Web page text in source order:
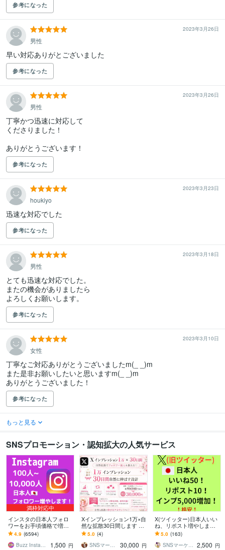
参考になった
2023年3月26日
男性
早い対応ありがとございました
参考になった
2023年3月26日
男性
丁寧かつ迅速に対応して
くださりました！
ありがとうございます！
参考になった
2023年3月23日
houkiyo
迅速な対応でした
参考になった
2023年3月18日
男性
とても迅速な対応でした。
またの機会がありましたら
よろしくお願いします。
参考になった
2023年3月10日
女性
丁寧なご対応ありがとうございましたm(_ _)m
また是非お願いしたいと思いますm(_ _)m
ありがとうございました！
参考になった
もっと見る
SNSプロモーション・認知拡大の人気サービス
満枠対応中
インスタの日本人フォロ
ワーをお手頃価格で増や
します インスタ日本人フ
ォロワー100人～【高品質
✨お手頃価格❗】
4.9 (6594)
Buzz Insta【SNSマーケ】
1,500 円
Xインプレッション1万×自
然な拡散30日間します ポ
スト分割対応♡フォロワ
ー流入も狙える拡散設計⭐︎
5.0 (4)
SNSマーケティング沙織
30,000 円
X(ツイッター)日本人いい
ね、リポスト増やします
いいね50、リポスト10、
インプレッション5,000で
自然に
5.0 (163)
SNSマーケター よし 2,500 円